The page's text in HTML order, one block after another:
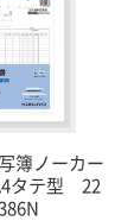
簿ノーカー
タテ型 22